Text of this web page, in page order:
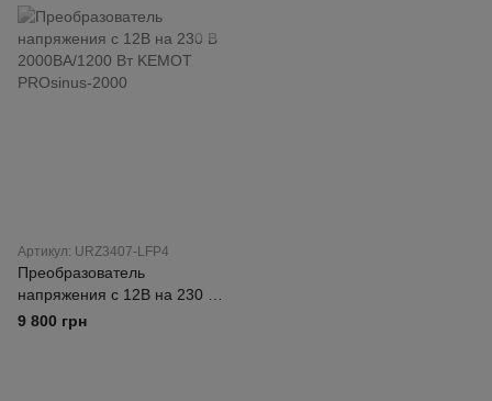
Артикул: URZ3407-LFP4
Преобразователь
напряжения с 12В на 230 В
2000ВА/1200 Вт KEMOT
9 800 грн